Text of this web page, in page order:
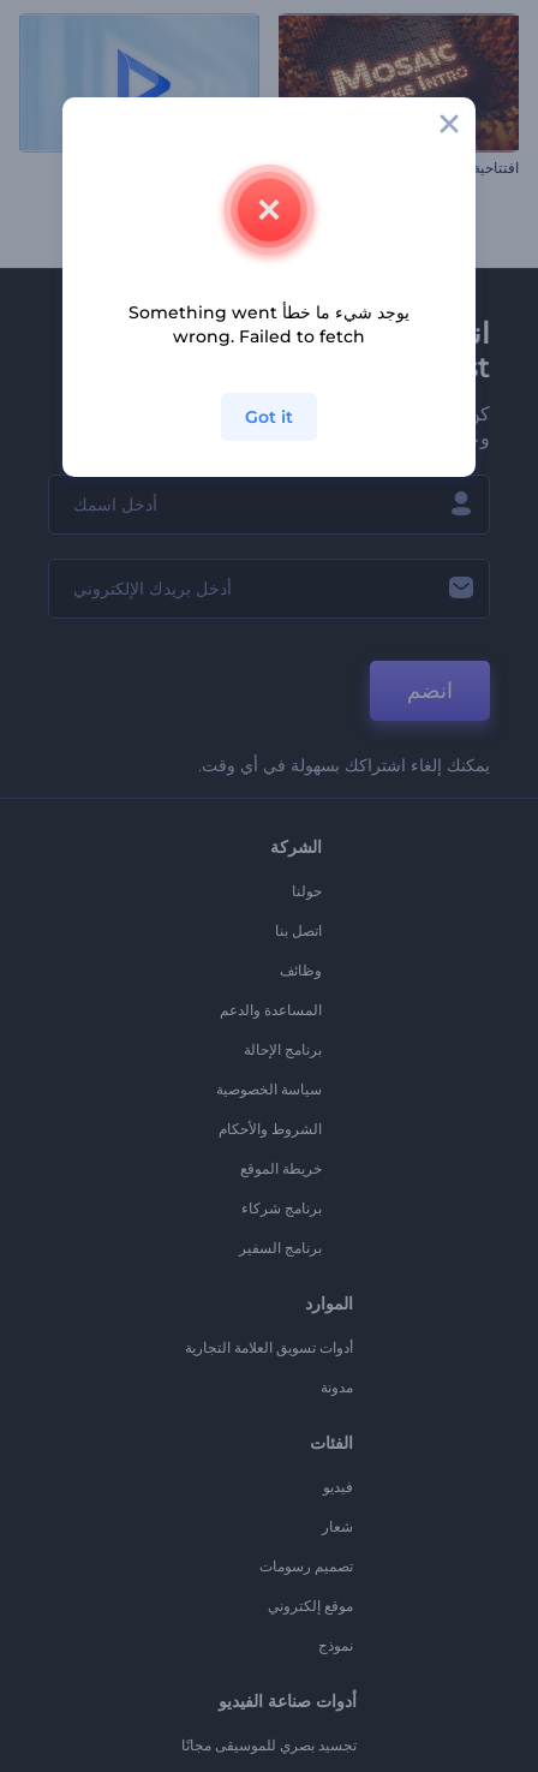
افتتاحية قوالب الفسيفساء الشعار متعدد الطبقات الملهم
انضم إلى نشرة
Renderforest الإخبارية
كن من بين أوائل من يستلمون أحدث أخبارنا
وعروضنا
انضم
يمكنك إلغاء اشتراكك بسهولة في أي وقت.
الشركة
حولنا
اتصل بنا
وظائف
المساعدة والدعم
برنامج الإحالة
سياسة الخصوصية
الشروط والأحكام
خريطة الموقع
برنامج شركاء
برنامج السفير
الموارد
أدوات تسويق العلامة التجارية
مدونة
الفئات
فيديو
شعار
تصميم رسومات
موقع إلكتروني
نموذج
أدوات صناعة الفيديو
تجسيد بصري للموسيقى مجانًا
يوجد شيء ما خطأ Something went
wrong. Failed to fetch
Got it